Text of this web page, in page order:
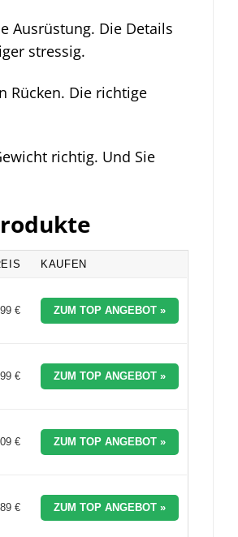
Ausrüstung. Die Details
stressig.
Rücken. Die richtige
richtig. Und Sie
KAUFEN
€ ZUM TOP ANGEBOT »
€ ZUM TOP ANGEBOT »
€ ZUM TOP ANGEBOT »
€ ZUM TOP ANGEBOT »